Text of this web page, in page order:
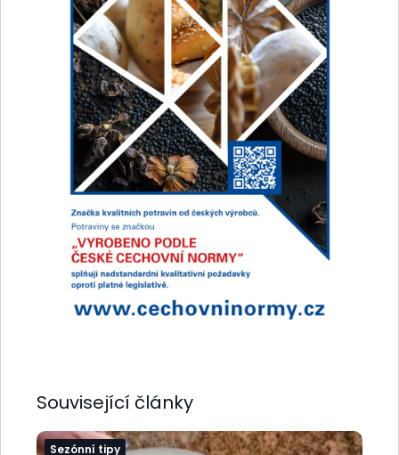
Související články
Sezónní tipy